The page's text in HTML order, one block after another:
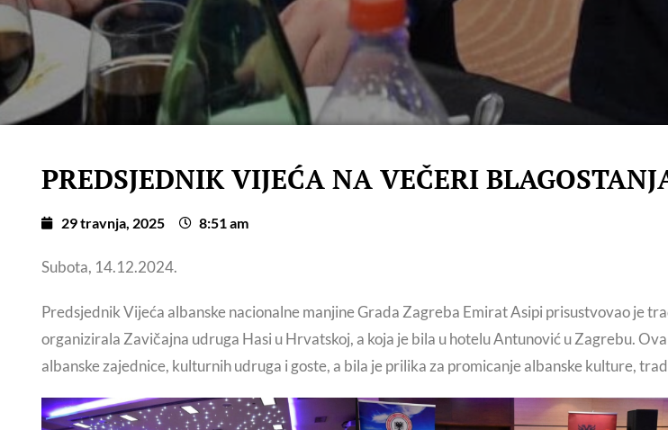
PREDSJEDNIK VIJEĆA NA VEČERI
29 travnja, 2025 8:51 am
Subota, 14.12.2024.
Predsjednik Vijeća albanske nacionalne manjine Grada Zagreba Emirat Asipi prisustvovao je
organizirala Zavičajna udruga Hasi u Hrvatskoj, a koja je bila u hotelu Antunović u Zagrebu.
albanske zajednice, kulturnih udruga i goste, a bila je prilika za promicanje albanske kulture,